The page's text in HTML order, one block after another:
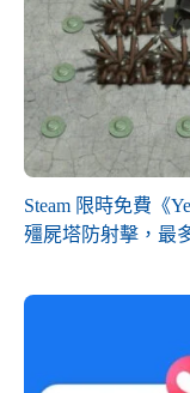
Steam 限時免費《
殭屍塔防射擊，最